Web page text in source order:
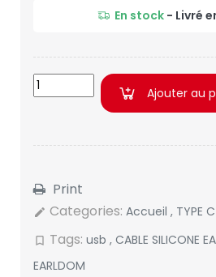
En stock - Livré
Ajouter au
Print
edit Categories: Accueil , TYPE C
bookmark_border Tags: usb , CABLE SILICONE
EARLDOM